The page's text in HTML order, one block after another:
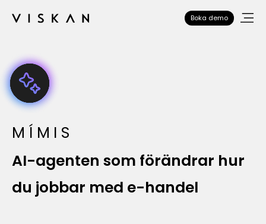
Boka demo
MÍMIS
AI-agenten som förändrar hur
du jobbar med e-handel